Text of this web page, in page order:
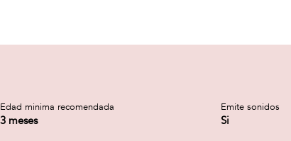
Edad minima recomendada
3 meses
Emite sonidos
Si